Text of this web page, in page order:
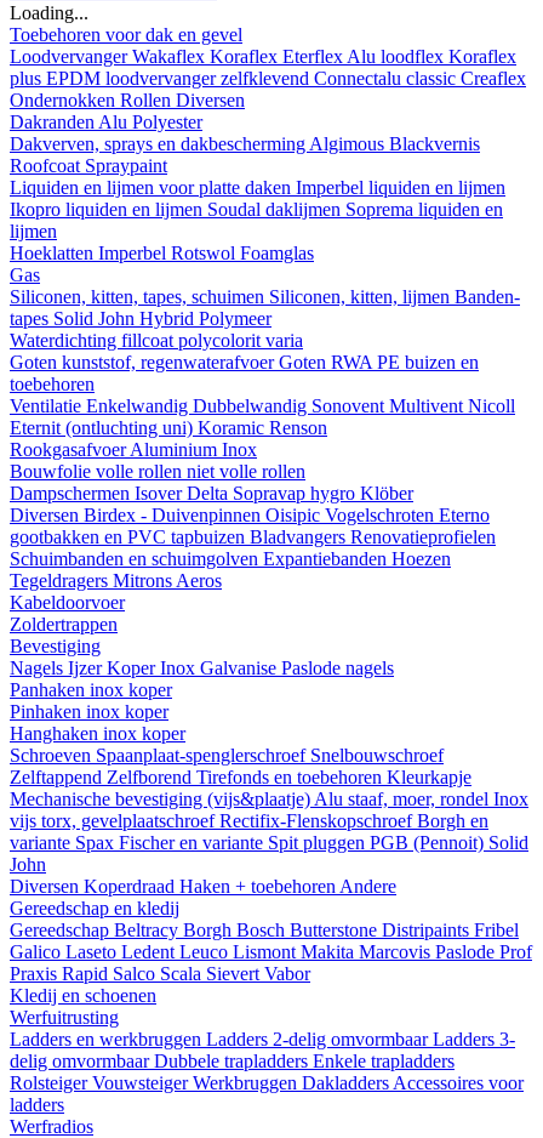
Loading...
Toebehoren voor dak en gevel
LoodvervangerWakaflex Koraflex Eterflex Alu loodflex Koraflex
plus EPDM loodvervanger zelfklevend Connectalu classic Creaflex
Ondernokken Rollen Diversen
Dakranden Alu Polyester
Dakverven, sprays en dakbescherming Algimous Blackvernis
Roofcoat Spraypaint
Liquiden en lijmen voor platte daken Imperbel liquiden en lijmen
Ikopro liquiden en lijmen Soudal daklijmen Soprema liquiden en
lijmen
Hoeklatten Imperbel Rotswol Foamglas
Gas
Siliconen, kitten, tapes, schuimen Siliconen, kitten, lijmen Banden-
tapes Solid John Hybrid Polymeer
Waterdichting fillcoat polycolorit varia
Goten kunststof, regenwaterafvoerGoten RWA PE buizen en
toebehoren
Ventilatie Enkelwandig Dubbelwandig Sonovent Multivent Nicoll
Eternit (ontluchting uni) Koramic Renson
RookgasafvoerAluminium Inox
Bouwfolie volle rollen niet volle rollen
Dampschermen IsoverDelta Sopravap hygro Klöber
Diversen Birdex - Duivenpinnen Oisipic Vogelschroten Eterno
gootbakken en PVC tapbuizen Bladvangers Renovatieprofielen
Schuimbanden en schuimgolven Expantiebanden Hoezen
Tegeldragers Mitrons Aeros
Kabeldoorvoer
Zoldertrappen
Bevestiging
Nagels IjzerKoperInox Galvanise Paslode nagels
Panhaken inox koper
Pinhaken inox koper
Hanghaken inox koper
Schroeven Spaanplaat-spenglerschroef Snelbouwschroef
Zelftappend Zelfborend Tirefonds en toebehoren Kleurkapje
Mechanische bevestiging (vijs&plaatje) Alu staaf, moer, rondel Inox
vijs torx, gevelplaatschroefRectifix-FlenskopschroefBorgh en
variante Spax Fischer en variante Spit pluggen PGB (Pennoit) Solid
John
Diversen Koperdraad Haken + toebehoren Andere
Gereedschap en kledij
Gereedschap Beltracy Borgh Bosch Butterstone Distripaints Fribel
Galico Laseto Ledent Leuco Lismont Makita Marcovis Paslode Prof
Praxis Rapid Salco Scala Sievert Vabor
Kledij en schoenen
Werfuitrusting
Ladders en werkbruggen Ladders 2-delig omvormbaarLadders 3-
delig omvormbaarDubbele trapladders Enkele trapladders
RolsteigerVouwsteigerWerkbruggen Dakladders Accessoires voor
ladders
Werfradios